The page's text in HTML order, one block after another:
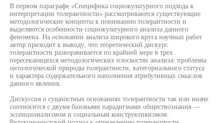
В первом параграфе «Специфика социокультурного подхода к
интерпретации толерантности» рассматриваются существующие
методологические концепты к пониманию толерантности и
выделяются особенности социокультурного анализа данного
феномена. На основании анализа широкого круга научных работ
автор приходит к выводу, что теоретический дискурс
толерантности разворачивается по крайней мере в трех
пересекающихся методологических плоскостях анализа: проблемы
онтологической природы толерантности, категориального статуса
и характера содержательного наполнения атрибутивных смыслов
данного явления.
Дискуссия о сущностных основаниях толерантности так или иначе
соотносится с двумя базовыми парадигмами обществознания —
эссенционализмом и социальным конструктивизмом.